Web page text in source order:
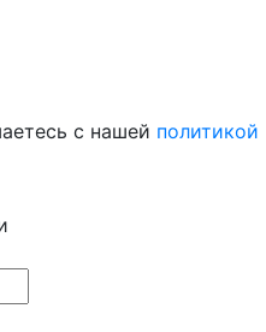
с нашей политикой